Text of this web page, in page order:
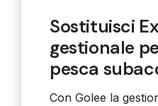
Sostituisci
gestionale
pesca
Con Golee la